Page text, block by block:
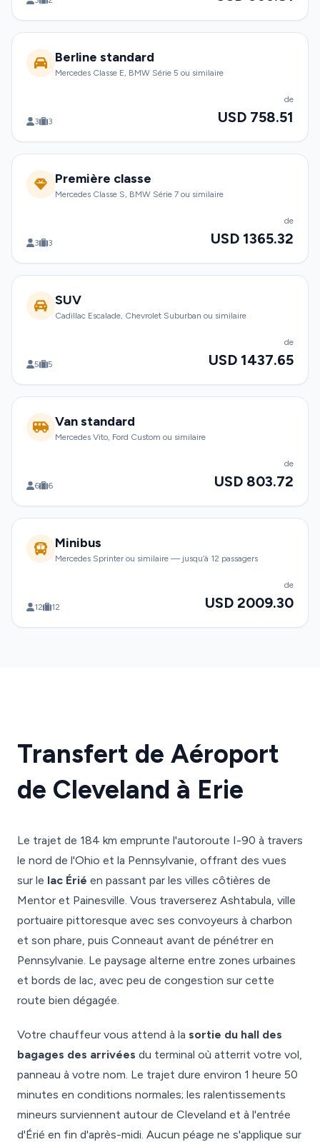
Berline standard
Mercedes Classe E, BMW Série 5 ou similaire
3 3
de
USD 758.51
Première classe
Mercedes Classe S, BMW Série 7 ou similaire
3 3
de
USD 1365.32
SUV
Cadillac Escalade, Chevrolet Suburban ou similaire
5 5
de
USD 1437.65
Van standard
Mercedes Vito, Ford Custom ou similaire
6 6
de
USD 803.72
Minibus
Mercedes Sprinter ou similaire — jusqu’à 12 passagers
12 12
de
USD 2009.30
Transfert de Aéroport
de Cleveland à Erie
Le trajet de 184 km emprunte l'autoroute I-90 à travers
le nord de l'Ohio et la Pennsylvanie, offrant des vues
sur le lac Érié en passant par les villes côtières de
Mentor et Painesville. Vous traverserez Ashtabula, ville
portuaire pittoresque avec ses convoyeurs à charbon
et son phare, puis Conneaut avant de pénétrer en
Pennsylvanie. Le paysage alterne entre zones urbaines
et bords de lac, avec peu de congestion sur cette
route bien dégagée.
Votre chauffeur vous attend à la sortie du hall des
bagages des arrivées du terminal où atterrit votre vol,
panneau à votre nom. Le trajet dure environ 1 heure 50
minutes en conditions normales; les ralentissements
mineurs surviennent autour de Cleveland et à l'entrée
d'Érié en fin d'après-midi. Aucun péage ne s'applique sur